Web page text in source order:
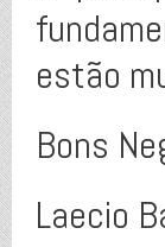
estão
Bons
Laecio